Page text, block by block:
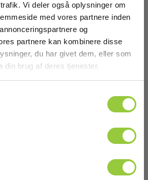
Vi deler også oplysninger om
med vores partnere inden
og
partnere kan kombinere disse
du har givet dem, eller som
din brug af deres tjenester.